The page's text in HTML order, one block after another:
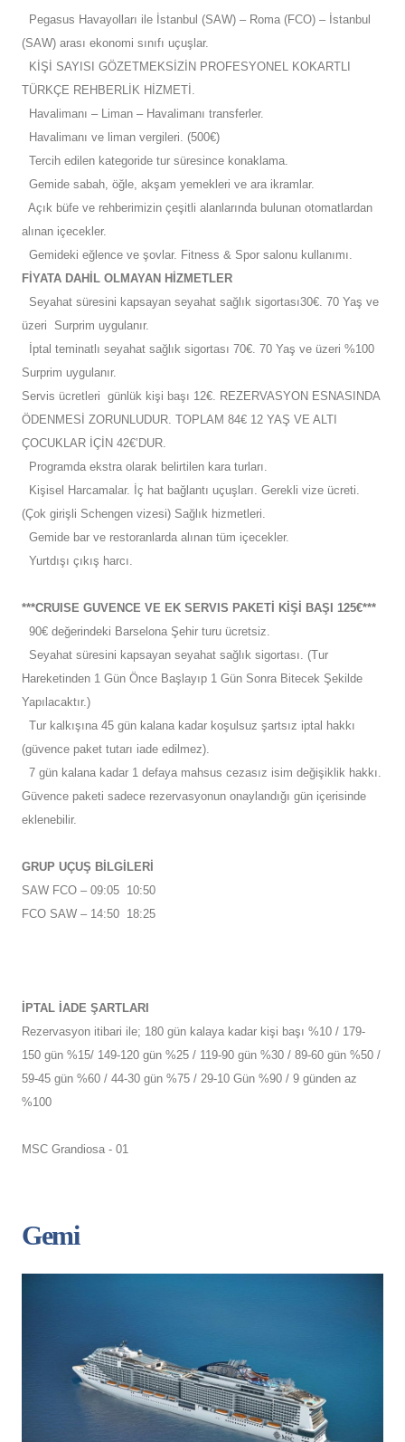
Pegasus Havayolları ile İstanbul (SAW) – Roma (FCO) – İstanbul
(SAW) arası ekonomi sınıfı uçuşlar.
KİŞİ SAYISI GÖZETMEKSİZİN PROFESYONEL KOKARTLI
TÜRKÇE REHBERLİK HİZMETİ.
Havalimanı – Liman – Havalimanı transferler.
Havalimanı ve liman vergileri. (500€)
Tercih edilen kategoride tur süresince konaklama.
Gemide sabah, öğle, akşam yemekleri ve ara ikramlar.
Açık büfe ve rehberimizin çeşitli alanlarında bulunan otomatlardan
alınan içecekler.
Gemideki eğlence ve şovlar. Fitness & Spor salonu kullanımı.
FİYATA DAHİL OLMAYAN HİZMETLER
Seyahat süresini kapsayan seyahat sağlık sigortası30€. 70 Yaş ve
üzeri Surprim uygulanır.
İptal teminatlı seyahat sağlık sigortası 70€. 70 Yaş ve üzeri %100
Surprim uygulanır.
Servis ücretleri günlük kişi başı 12€. REZERVASYON ESNASINDA
ÖDENMESİ ZORUNLUDUR. TOPLAM 84€ 12 YAŞ VE ALTI
ÇOCUKLAR İÇİN 42€’DUR.
Programda ekstra olarak belirtilen kara turları.
Kişisel Harcamalar. İç hat bağlantı uçuşları. Gerekli vize ücreti.
(Çok girişli Schengen vizesi) Sağlık hizmetleri.
Gemide bar ve restoranlarda alınan tüm içecekler.
Yurtdışı çıkış harcı.
***CRUISE GUVENCE VE EK SERVIS PAKETİ KİŞİ BAŞI 125€***
90€ değerindeki Barselona Şehir turu ücretsiz.
Seyahat süresini kapsayan seyahat sağlık sigortası. (Tur
Hareketinden 1 Gün Önce Başlayıp 1 Gün Sonra Bitecek Şekilde
Yapılacaktır.)
Tur kalkışına 45 gün kalana kadar koşulsuz şartsız iptal hakkı
(güvence paket tutarı iade edilmez).
7 gün kalana kadar 1 defaya mahsus cezasız isim değişiklik hakkı.
Güvence paketi sadece rezervasyonun onaylandığı gün içerisinde
eklenebilir.
GRUP UÇUŞ BİLGİLERİ
SAW FCO – 09:05 10:50
FCO SAW – 14:50 18:25
İPTAL İADE ŞARTLARI
Rezervasyon itibari ile; 180 gün kalaya kadar kişi başı %10 / 179-
150 gün %15/ 149-120 gün %25 / 119-90 gün %30 / 89-60 gün %50 /
59-45 gün %60 / 44-30 gün %75 / 29-10 Gün %90 / 9 günden az
%100
MSC Grandiosa - 01
Gemi